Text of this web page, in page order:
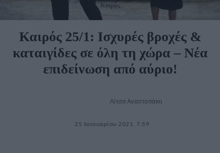
Καιρός
Καιρός 25/1: Ισχυρές βροχές &
καταιγίδες σε όλη τη χώρα – Νέα
επιδείνωση από αύριο!
Λίτσα Αναστασάκη
25 Ιανουαρίου 2021, 7:59